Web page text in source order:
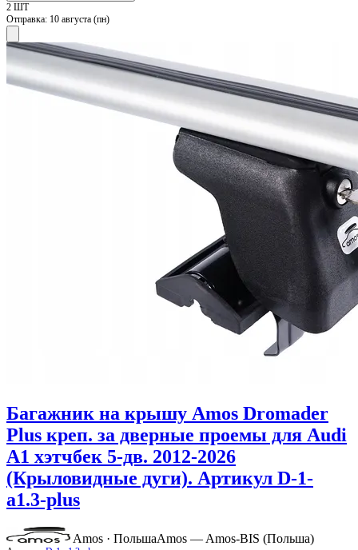
2 ШТ
Отправка: 10 августа (пн)
Багажник на крышу Amos Dromader
Plus креп. за дверные проемы для Audi
A1 хэтчбек 5-дв. 2012-2026
(Крыловидные дуги). Артикул D-1-
a1.3-plus
Amos · ПольшаAmos — Amos-BIS (Польша)